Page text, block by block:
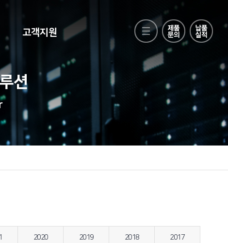
고객지원
션
2020 2019 2018 2017